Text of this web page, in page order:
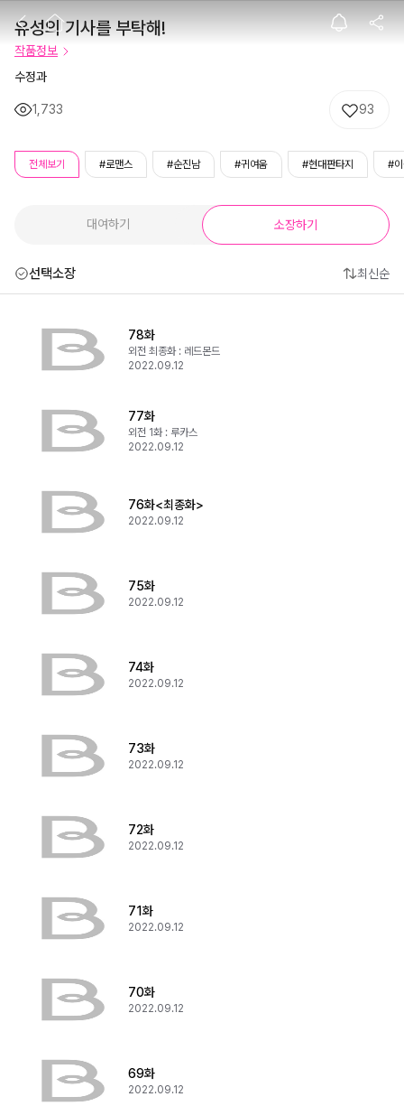
유성의 기사를 부
유성의 기사를 부탁해!
작품정보
수정과
1,733 93
전체보기 #로맨스 #순진남 #귀여움 #현대판타지 #
대여하기 소장하기
선택소장 최신순
78화
외전 최종화 : 레드몬드
2022.09.12
77화
외전 1화 : 루카스
2022.09.12
76화<최종화>
2022.09.12
75화
2022.09.12
74화
2022.09.12
73화
2022.09.12
72화
2022.09.12
71화
2022.09.12
70화
2022.09.12
69화
2022.09.12